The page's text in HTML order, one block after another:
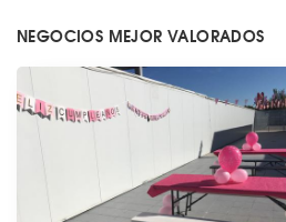
NEGOCIOS MEJOR VALORADOS